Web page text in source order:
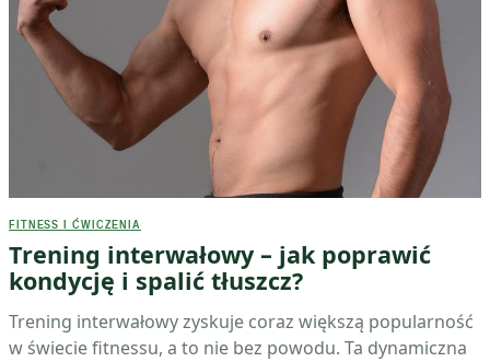
FITNESS I ĆWICZENIA
Trening interwałowy – jak poprawić
kondycję i spalić tłuszcz?
Trening interwałowy zyskuje coraz większą popularność
w świecie fitnessu, a to nie bez powodu. Ta dynamiczna